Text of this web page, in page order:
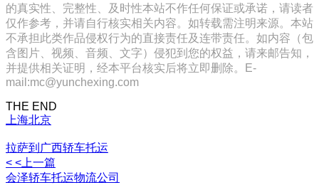
的真实性、完整性、及时性本站不作任何保证或承诺，请读者
仅作参考，并请自行核实相关内容。如转载需注明来源。本站
不承担此类作品侵权行为的直接责任及连带责任。如内容（包
含图片、视频、音频、文字）侵犯到您的权益，请来邮告知，
并提供相关证明，经本平台核实后将立即删除。E-
mail:mc@yunchexing.com
THE END
上海北京
拉萨到广西轿车托运
< <上一篇
会泽轿车托运物流公司